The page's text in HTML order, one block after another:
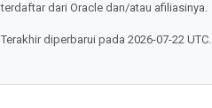
terdaftar dari Oracle dan/atau afiliasinya.
Terakhir diperbarui pada 2026-07-22 UTC.